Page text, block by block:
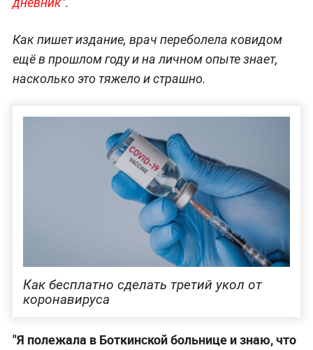
Как пишет издание, врач переболела ковидом
ещё в прошлом году и на личном опыте знает,
насколько это тяжело и страшно.
Как бесплатно сделать третий укол от
коронавируса
"Я полежала в Боткинской больнице и знаю, что